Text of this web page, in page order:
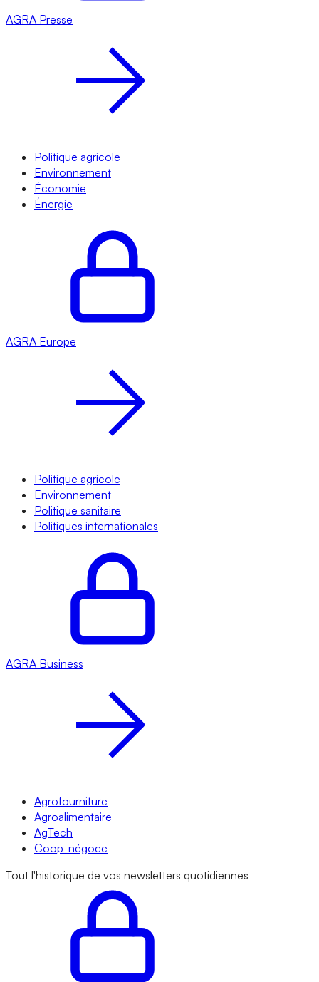
AGRA Presse
Politique agricole
Environnement
Économie
Énergie
AGRA Europe
Politique agricole
Environnement
Politique sanitaire
Politiques internationales
AGRA Business
Agrofourniture
Agroalimentaire
AgTech
Coop-négoce
Tout l'historique de vos newsletters quotidiennes